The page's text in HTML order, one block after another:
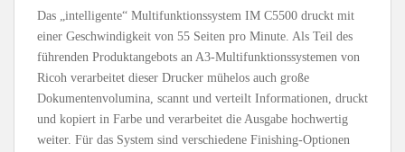
Das „intelligente“ Multifunktionssystem IM C5500 druckt mit
einer Geschwindigkeit von 55 Seiten pro Minute. Als Teil des
führenden Produktangebots an A3-Multifunktionssystemen von
Ricoh verarbeitet dieser Drucker mühelos auch große
Dokumentenvolumina, scannt und verteilt Informationen, druckt
und kopiert in Farbe und verarbeitet die Ausgabe hochwertig
weiter. Für das System sind verschiedene Finishing-Optionen